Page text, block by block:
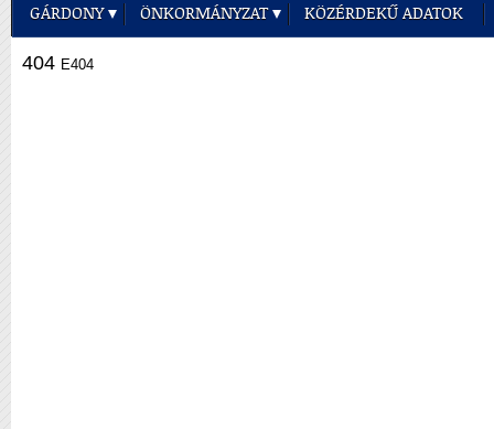
GÁRDONY ÖNKORMÁNYZAT KÖZÉRDEKŰ ADATOK
404 E404